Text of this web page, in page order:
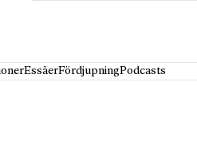
EssäerFördjupningPodcasts